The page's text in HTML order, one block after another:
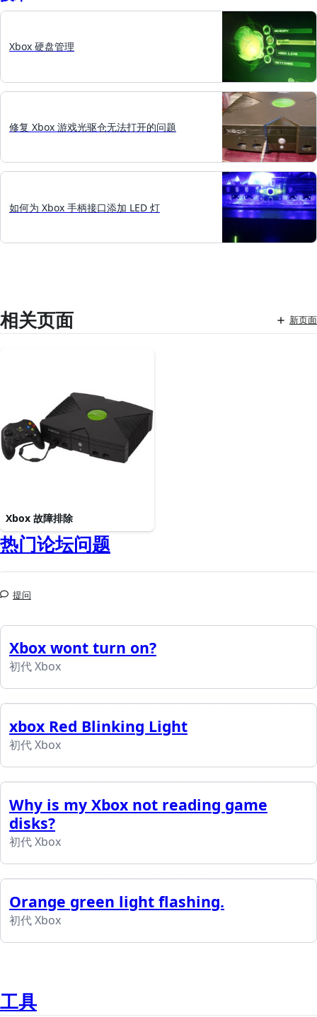
Xbox 硬盘管理
修复 Xbox 游戏光驱仓无法打开的问题
如何为 Xbox 手柄接口添加 LED 灯
相关页面 新页面
Xbox 故障排除
热门论坛问题
提问
Xbox wont turn on?
初代 Xbox
xbox Red Blinking Light
初代 Xbox
Why is my Xbox not reading game
disks?
初代 Xbox
Orange green light flashing.
初代 Xbox
工具